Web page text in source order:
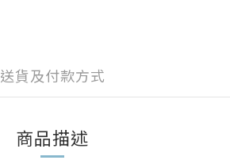
送貨及付款方式
商品描述